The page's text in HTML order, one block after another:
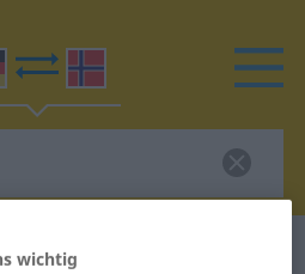
Wörterbuch
wichtig